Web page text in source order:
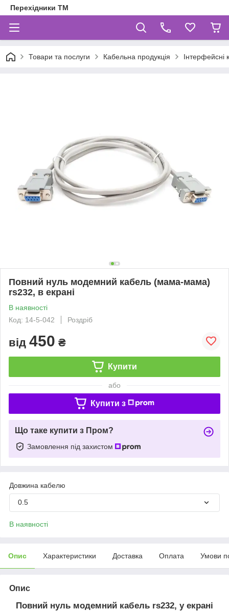
Перехідники ТМ
Товари та послуги Кабельна продукція Інтерфейсні
Повний нуль модемний кабель (мама-мама)
rs232, в екрані
В наявності
Код: 14-5-042
Роздріб
від 450 ₴
Купити
або
Купити з
Що таке купити з Пром?
Замовлення під захистом
Довжина кабелю
0.5
В наявності
Опис Характеристики Доставка Оплата Умови
Опис
Повний нуль модемний кабель rs232, у екрані